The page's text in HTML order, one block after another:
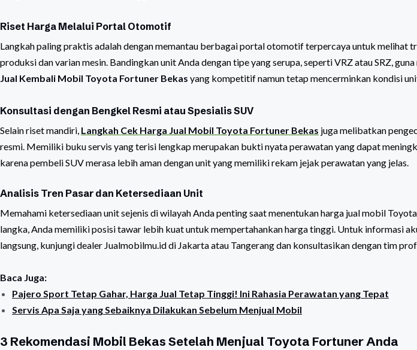
Riset Harga Melalui Portal Otomotif
Langkah paling praktis adalah dengan memantau berbagai portal otomotif terpercaya untuk melihat
produksi dan varian mesin. Bandingkan unit Anda dengan tipe yang serupa, seperti VRZ atau SRZ,
Jual Kembali Mobil Toyota Fortuner Bekas yang kompetitif namun tetap mencerminkan kondisi
Konsultasi dengan Bengkel Resmi atau Spesialis SUV
Selain riset mandiri, Langkah Cek Harga Jual Mobil Toyota Fortuner Bekas juga melibatkan
resmi. Memiliki buku servis yang terisi lengkap merupakan bukti nyata perawatan yang dapat
karena pembeli SUV merasa lebih aman dengan unit yang memiliki rekam jejak perawatan yang jelas.
Analisis Tren Pasar dan Ketersediaan Unit
Memahami ketersediaan unit sejenis di wilayah Anda penting saat menentukan harga jual mobil
langka, Anda memiliki posisi tawar lebih kuat untuk mempertahankan harga tinggi. Untuk informasi
langsung, kunjungi dealer Jualmobilmu.id di Jakarta atau Tangerang dan konsultasikan dengan tim
Baca Juga:
Pajero Sport Tetap Gahar, Harga Jual Tetap Tinggi! Ini Rahasia Perawatan yang Tepat
Servis Apa Saja yang Sebaiknya Dilakukan Sebelum Menjual Mobil
3 Rekomendasi Mobil Bekas Setelah Menjual Toyota Fortuner Anda